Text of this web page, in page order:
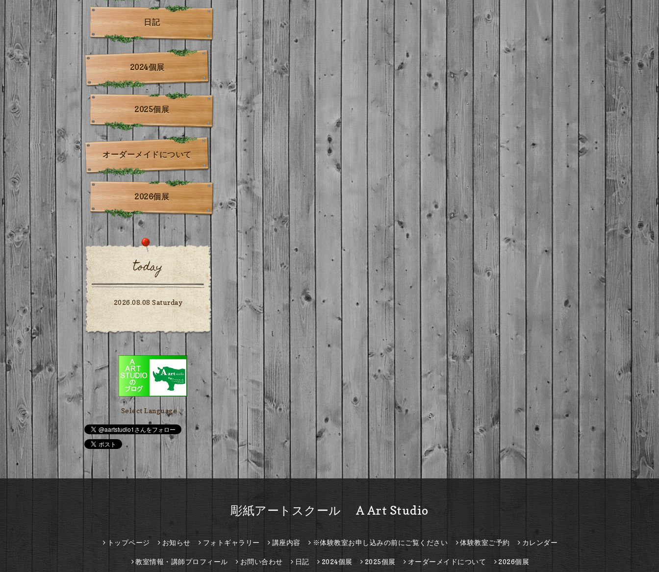
日記
2024個展
2025個展
オーダーメイドについて
2026個展
today
2026.08.08 Saturday
Select Language▼
彫紙アートスクール A Art Studio
トップページ お知らせ フォトギャラリー 講座内容 ※体験教室お申し込みの前にご覧ください 体験教室ご予約 カレンダー
教室情報・講師プロフィール お問い合わせ 日記 2024個展 2025個展 オーダーメイドについて 2026個展